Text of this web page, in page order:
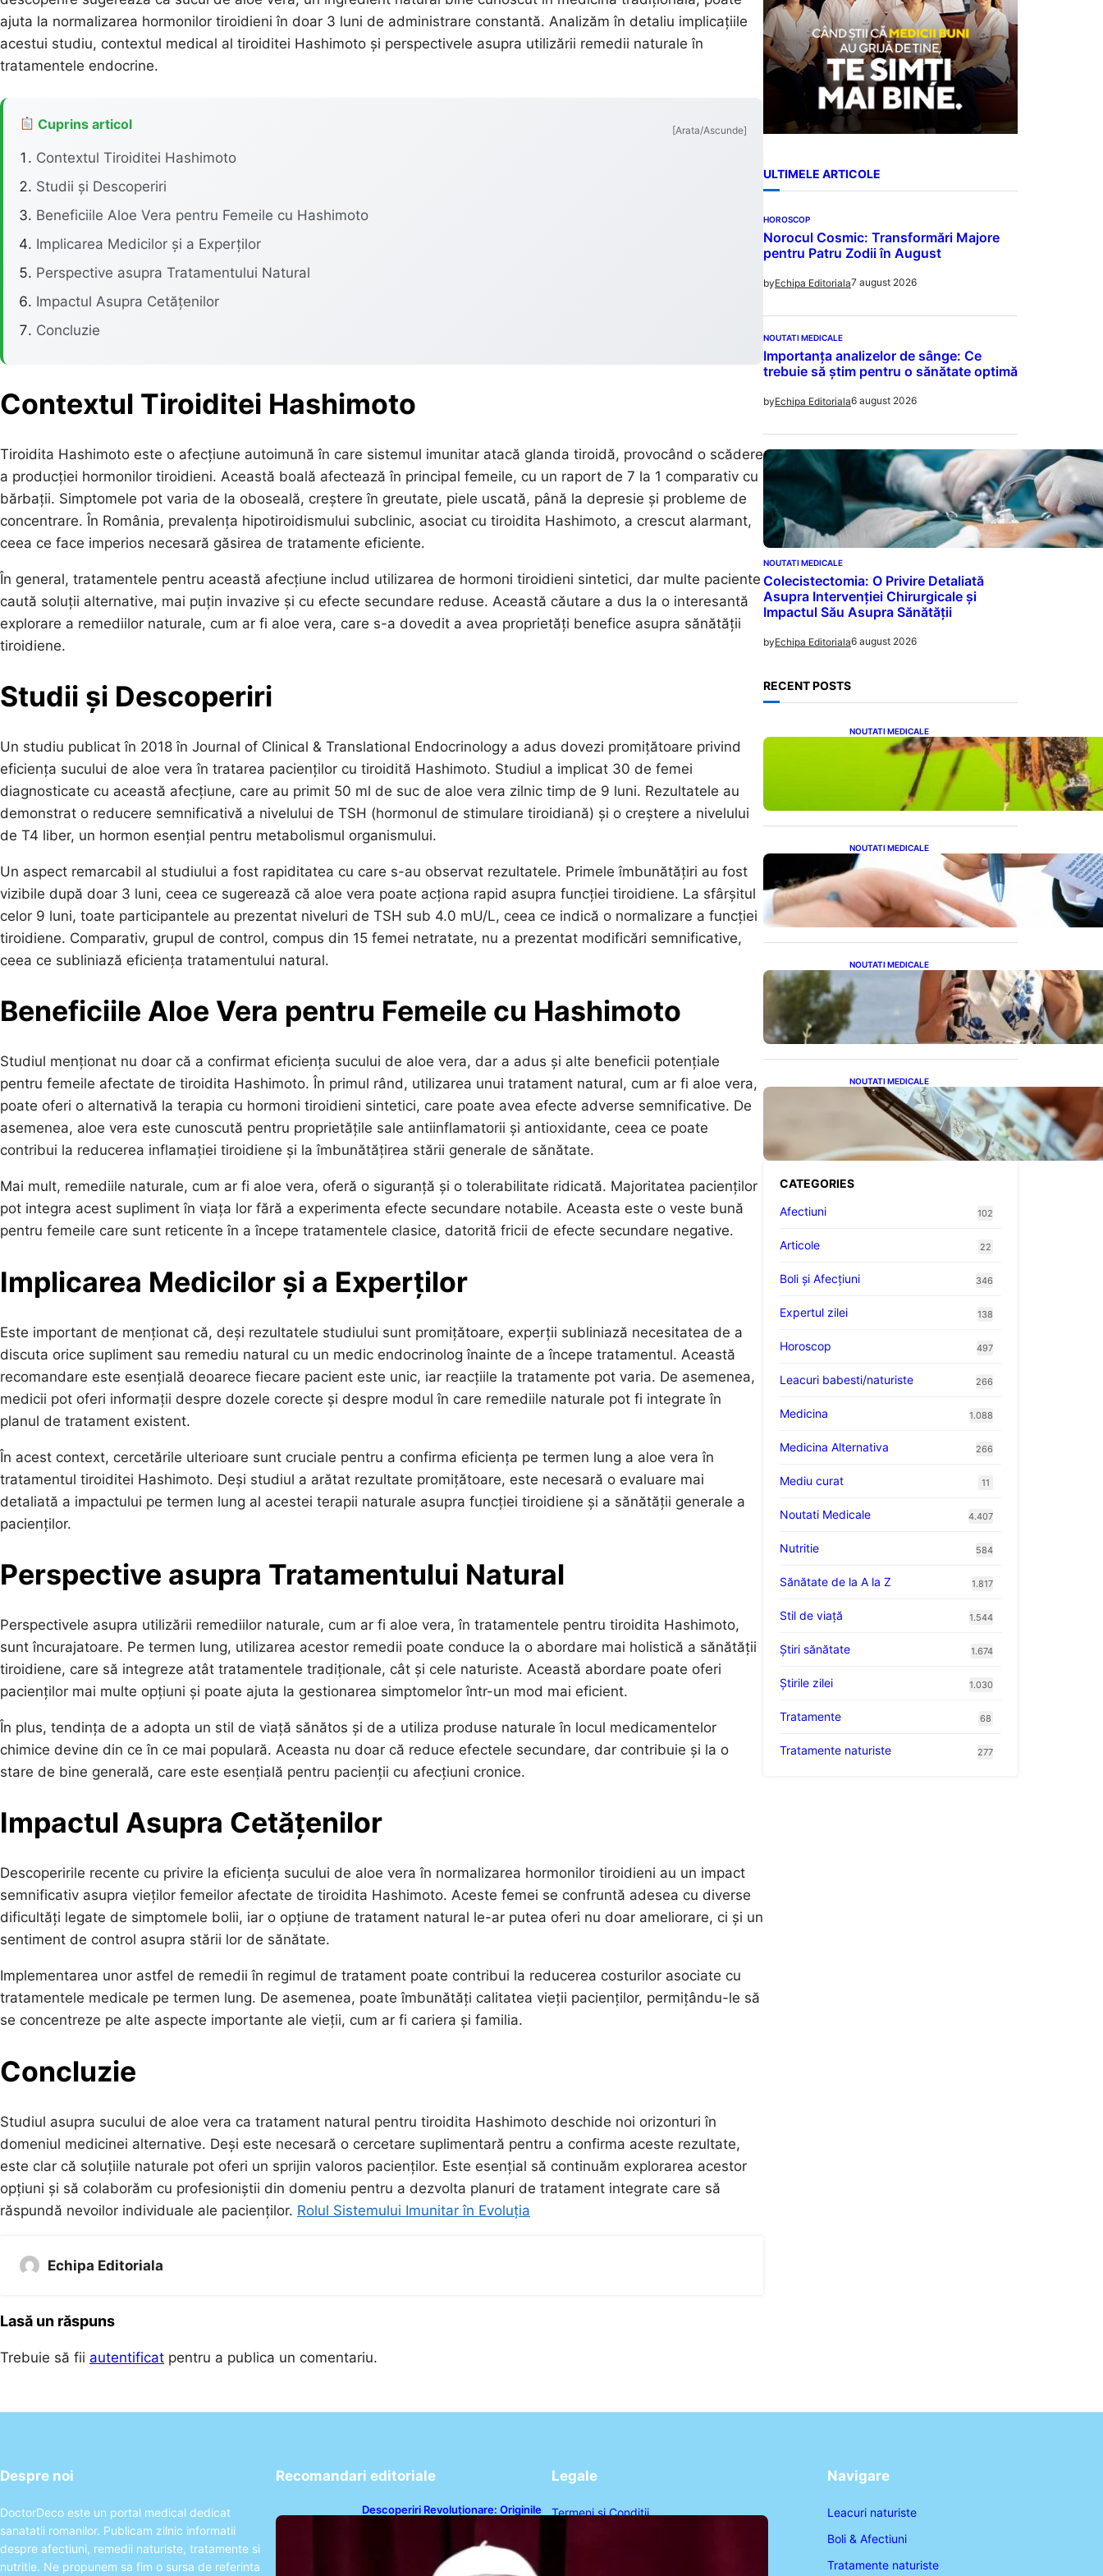
ajuta la normalizarea hormonilor tiroidieni în doar 3 luni de administrare constantă. Analizăm în detaliu implicațiile
acestui studiu, contextul medical al tiroiditei Hashimoto și perspectivele asupra utilizării remedii naturale în
tratamentele endocrine.
Cuprins articol [Arata/Ascunde]
Contextul Tiroiditei Hashimoto
Studii și Descoperiri
Beneficiile Aloe Vera pentru Femeile cu Hashimoto
Implicarea Medicilor și a Experților
Perspective asupra Tratamentului Natural
Impactul Asupra Cetățenilor
Concluzie
Contextul Tiroiditei Hashimoto
Tiroidita Hashimoto este o afecțiune autoimună în care sistemul imunitar atacă glanda tiroidă, provocând o scădere
a producției hormonilor tiroidieni. Această boală afectează în principal femeile, cu un raport de 7 la 1 comparativ cu
bărbații. Simptomele pot varia de la oboseală, creștere în greutate, piele uscată, până la depresie și probleme de
concentrare. În România, prevalența hipotiroidismului subclinic, asociat cu tiroidita Hashimoto, a crescut alarmant,
ceea ce face imperios necesară găsirea de tratamente eficiente.
În general, tratamentele pentru această afecțiune includ utilizarea de hormoni tiroidieni sintetici, dar multe paciente
caută soluții alternative, mai puțin invazive și cu efecte secundare reduse. Această căutare a dus la o interesantă
explorare a remediilor naturale, cum ar fi aloe vera, care s-a dovedit a avea proprietăți benefice asupra sănătății
tiroidiene.
Studii și Descoperiri
Un studiu publicat în 2018 în Journal of Clinical & Translational Endocrinology a adus dovezi promițătoare privind
eficiența sucului de aloe vera în tratarea pacienților cu tiroidită Hashimoto. Studiul a implicat 30 de femei
diagnosticate cu această afecțiune, care au primit 50 ml de suc de aloe vera zilnic timp de 9 luni. Rezultatele au
demonstrat o reducere semnificativă a nivelului de TSH (hormonul de stimulare tiroidiană) și o creștere a nivelului
de T4 liber, un hormon esențial pentru metabolismul organismului.
Un aspect remarcabil al studiului a fost rapiditatea cu care s-au observat rezultatele. Primele îmbunătățiri au fost
vizibile după doar 3 luni, ceea ce sugerează că aloe vera poate acționa rapid asupra funcției tiroidiene. La sfârșitul
celor 9 luni, toate participantele au prezentat niveluri de TSH sub 4.0 mU/L, ceea ce indică o normalizare a funcției
tiroidiene. Comparativ, grupul de control, compus din 15 femei netratate, nu a prezentat modificări semnificative,
ceea ce subliniază eficiența tratamentului natural.
Beneficiile Aloe Vera pentru Femeile cu Hashimoto
Studiul menționat nu doar că a confirmat eficiența sucului de aloe vera, dar a adus și alte beneficii potențiale
pentru femeile afectate de tiroidita Hashimoto. În primul rând, utilizarea unui tratament natural, cum ar fi aloe vera,
poate oferi o alternativă la terapia cu hormoni tiroidieni sintetici, care poate avea efecte adverse semnificative. De
asemenea, aloe vera este cunoscută pentru proprietățile sale antiinflamatorii și antioxidante, ceea ce poate
contribui la reducerea inflamației tiroidiene și la îmbunătățirea stării generale de sănătate.
Mai mult, remediile naturale, cum ar fi aloe vera, oferă o siguranță și o tolerabilitate ridicată. Majoritatea pacienților
pot integra acest supliment în viața lor fără a experimenta efecte secundare notabile. Aceasta este o veste bună
pentru femeile care sunt reticente în a începe tratamentele clasice, datorită fricii de efecte secundare negative.
Implicarea Medicilor și a Experților
Este important de menționat că, deși rezultatele studiului sunt promițătoare, experții subliniază necesitatea de a
discuta orice supliment sau remediu natural cu un medic endocrinolog înainte de a începe tratamentul. Această
recomandare este esențială deoarece fiecare pacient este unic, iar reacțiile la tratamente pot varia. De asemenea,
medicii pot oferi informații despre dozele corecte și despre modul în care remediile naturale pot fi integrate în
planul de tratament existent.
În acest context, cercetările ulterioare sunt cruciale pentru a confirma eficiența pe termen lung a aloe vera în
tratamentul tiroiditei Hashimoto. Deși studiul a arătat rezultate promițătoare, este necesară o evaluare mai
detaliată a impactului pe termen lung al acestei terapii naturale asupra funcției tiroidiene și a sănătății generale a
pacienților.
Perspective asupra Tratamentului Natural
Perspectivele asupra utilizării remediilor naturale, cum ar fi aloe vera, în tratamentele pentru tiroidita Hashimoto,
sunt încurajatoare. Pe termen lung, utilizarea acestor remedii poate conduce la o abordare mai holistică a sănătății
tiroidiene, care să integreze atât tratamentele tradiționale, cât și cele naturiste. Această abordare poate oferi
pacienților mai multe opțiuni și poate ajuta la gestionarea simptomelor într-un mod mai eficient.
În plus, tendința de a adopta un stil de viață sănătos și de a utiliza produse naturale în locul medicamentelor
chimice devine din ce în ce mai populară. Aceasta nu doar că reduce efectele secundare, dar contribuie și la o
stare de bine generală, care este esențială pentru pacienții cu afecțiuni cronice.
Impactul Asupra Cetățenilor
Descoperirile recente cu privire la eficiența sucului de aloe vera în normalizarea hormonilor tiroidieni au un impact
semnificativ asupra vieților femeilor afectate de tiroidita Hashimoto. Aceste femei se confruntă adesea cu diverse
dificultăți legate de simptomele bolii, iar o opțiune de tratament natural le-ar putea oferi nu doar ameliorare, ci și un
sentiment de control asupra stării lor de sănătate.
Implementarea unor astfel de remedii în regimul de tratament poate contribui la reducerea costurilor asociate cu
tratamentele medicale pe termen lung. De asemenea, poate îmbunătăți calitatea vieții pacienților, permițându-le să
se concentreze pe alte aspecte importante ale vieții, cum ar fi cariera și familia.
Concluzie
Studiul asupra sucului de aloe vera ca tratament natural pentru tiroidita Hashimoto deschide noi orizonturi în
domeniul medicinei alternative. Deși este necesară o cercetare suplimentară pentru a confirma aceste rezultate,
este clar că soluțiile naturale pot oferi un sprijin valoros pacienților. Este esențial să continuăm explorarea acestor
opțiuni și să colaborăm cu profesioniștii din domeniu pentru a dezvolta planuri de tratament integrate care să
răspundă nevoilor individuale ale pacienților. Rolul Sistemului Imunitar în Evoluția
Echipa Editoriala
Lasă un răspuns
Trebuie să fii autentificat pentru a publica un comentariu.
ULTIMELE ARTICOLE
HOROSCOP
Norocul Cosmic: Transformări Majore
pentru Patru Zodii în August
byEchipa Editoriala7 august 2026
NOUTATI MEDICALE
Importanța analizelor de sânge: Ce
trebuie să știm pentru o sănătate optimă
byEchipa Editoriala6 august 2026
NOUTATI MEDICALE
Colecistectomia: O Privire Detaliată
Asupra Intervenției Chirurgicale și
Impactul Său Asupra Sănătății
byEchipa Editoriala6 august 2026
RECENT POSTS
NOUTATI MEDICALE
Virusul West Nile: O
Amenințare Tot Mai
Aproape pentru România și
NOUTATI MEDICALE
Acordul României cu Banca
Mondială: O Analiză
Detaliată a Împrumutului și
Condițiilor Impuse
NOUTATI MEDICALE
Nașterea prințesei Eugenie
la Lisabona: O alegere plină
de semnificație pentru
familia regală britanică
NOUTATI MEDICALE
Revoluția Bateriilor pentru
Telefoane: Avantaje,
Provocări și Viitorul
Tehnologiei Energetice
CATEGORIES
Afectiuni
102
Articole 22
Boli și Afecțiuni 346
Expertul zilei 138
Horoscop 497
Leacuri babesti/naturiste 266
Medicina 1.088
Medicina Alternativa 266
Mediu curat 11
Noutati Medicale 4.407
Nutritie 584
Sănătate de la A la Z 1.817
Stil de viaţă 1.544
Ştiri sănătate 1.674
Știrile zilei 1.030
Tratamente 68
Tratamente naturiste 277
Despre noi
DoctorDeco este un portal medical dedicat
sanatatii romanilor. Publicam zilnic informatii
despre afectiuni, remedii naturiste, tratamente si
nutritie. Ne propunem sa fim o sursa de referinta
Recomandari editoriale
Descoperiri Revoluționare: Originile
Legale
Termeni și Condiții
Navigare
Leacuri naturiste
Boli & Afectiuni
Tratamente naturiste